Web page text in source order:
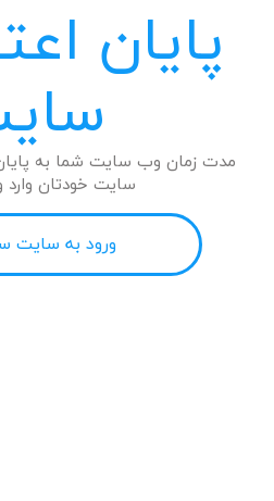
پایان
مدت زمان وب سایت شما به
سایت خودتان وارد
ورود به سایت